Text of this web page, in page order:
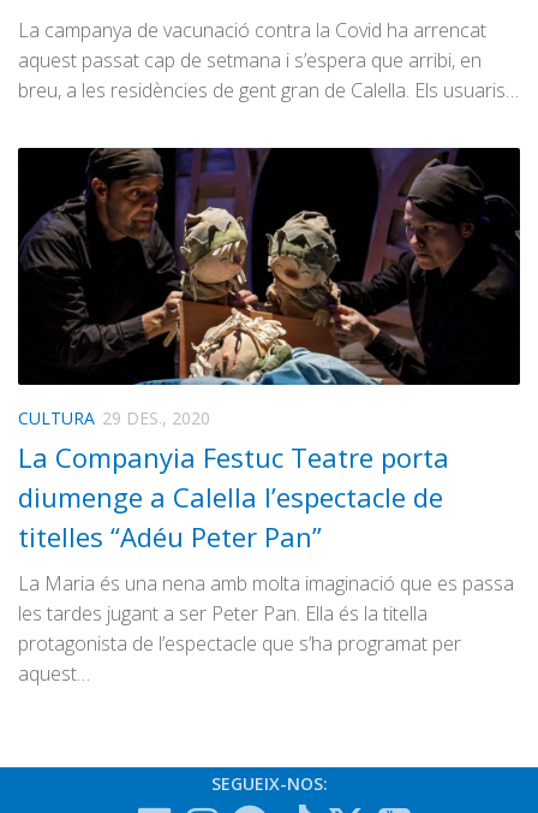
La campanya de vacunació contra la Covid ha arrencat
aquest passat cap de setmana i s’espera que arribi, en
breu, a les residències de gent gran de Calella. Els usuaris…
CULTURA 29 DES., 2020
La Companyia Festuc Teatre porta
diumenge a Calella l’espectacle de
titelles “Adéu Peter Pan”
La Maria és una nena amb molta imaginació que es passa
les tardes jugant a ser Peter Pan. Ella és la titella
protagonista de l’espectacle que s’ha programat per
aquest…
SEGUEIX-NOS: